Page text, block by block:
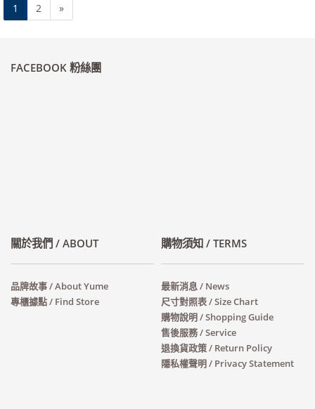
1 2 »
FACEBOOK 粉絲團
關於我們 / ABOUT
品牌故事 / About Yume
專櫃據點 / Find Store
購物須知 / TERMS
最新消息 / News
尺寸對照表 / Size Chart
購物說明 / Shopping Guide
售後服務 / Service
退換貨政策 / Return Policy
隱私權聲明 / Privacy Statement